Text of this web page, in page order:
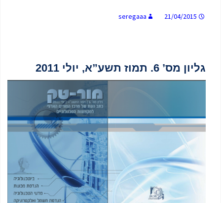
21/04/2015
seregaaa
גליון מס’ 6. תמוז תשע”א, יולי 2011